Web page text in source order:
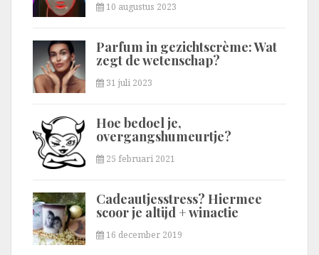
10 augustus 2023
Parfum in gezichtscrème: Wat
zegt de wetenschap?
31 juli 2023
Hoe bedoel je,
overgangshumeurtje?
25 februari 2021
Cadeautjesstress? Hiermee
scoor je altijd + winactie
16 december 2019